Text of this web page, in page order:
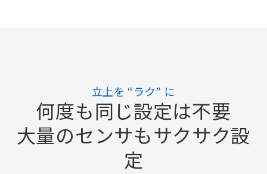
立上を “ラク” に
何度も同じ設定は不要
大量のセンサもサクサク設
定